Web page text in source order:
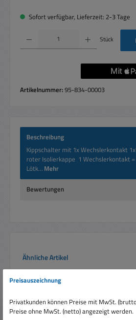
Sofort verfügbar, Lieferzeit: 2-3 Tage
Produkt Anzahl: Gib den gewünschten Wert ein
Stück
Artikelnummer:95-834-00003
Beschreibung
Kippschalter mit 1x Wechslerkontakt
roter Isolierkappe 1 Wechslerkontakt
Lötk… Mehr
Bewertungen
Produktgalerie überspringen
Ähnliche Artikel
Preisauszeichnung
Privatkunden können Preise mit MwSt.
Preise ohne MwSt. (netto) angezeigt werden.